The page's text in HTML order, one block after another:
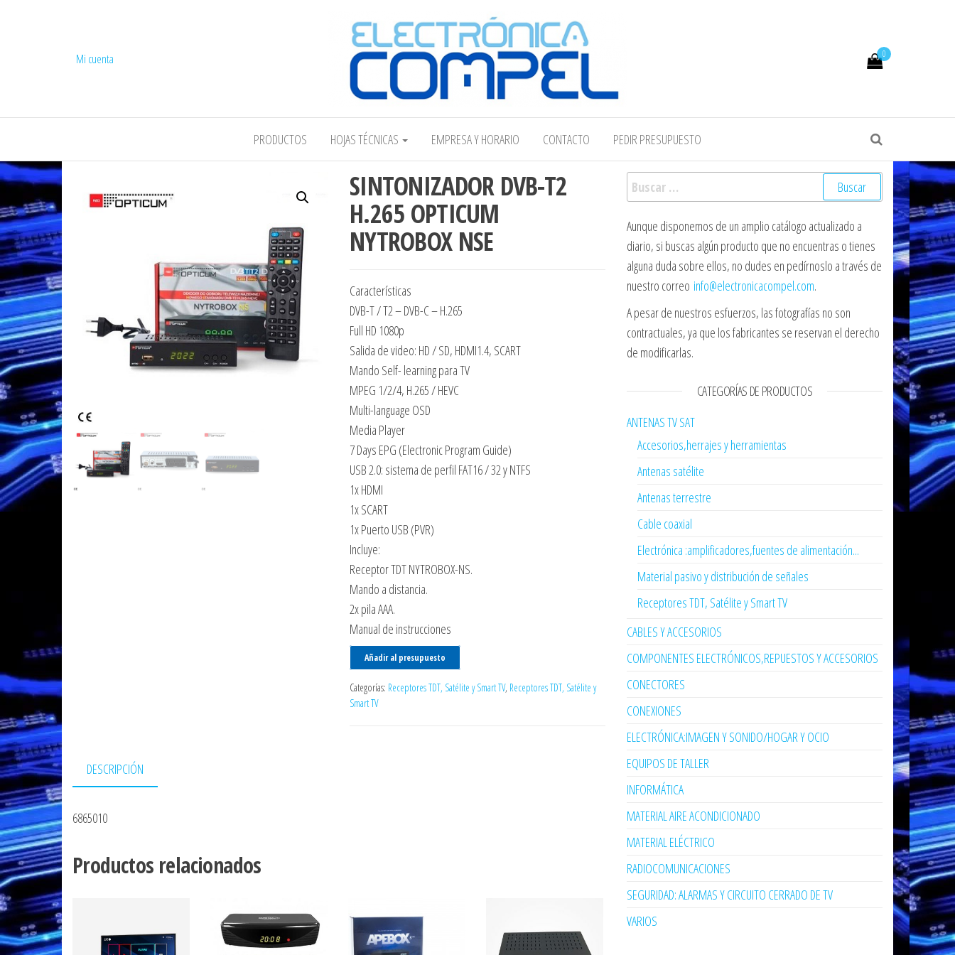
COMPEL Electrónica COMPEL
0
Mi cuenta
PRODUCTOS HOJAS TÉCNICAS EMPRESA Y HORARIO CONTACTO PEDIR PRESUPUESTO
SINTONIZADOR DVB-T2
H.265 OPTICUM
NYTROBOX NSE
Características
DVB-T / T2 – DVB-C – H.265
Full HD 1080p
Salida de video: HD / SD, HDMI1.4, SCART
Mando Self- learning para TV
MPEG 1/2/4, H.265 / HEVC
Multi-language OSD
Media Player
7 Days EPG (Electronic Program Guide)
USB 2.0: sistema de perfil FAT16 / 32 y NTFS
1x HDMI
1x SCART
1x Puerto USB (PVR)
Incluye:
Receptor TDT NYTROBOX-NS.
Mando a distancia.
2x pila AAA.
Manual de instrucciones
Añadir al presupuesto
Categorías: Receptores TDT, Satélite y Smart TV, Receptores TDT, Satélite y
Smart TV
DESCRIPCIÓN
6865010
Productos relacionados
Buscar:
Aunque disponemos de un amplio catálogo actualizado a
diario, si buscas algún producto que no encuentras o tienes
alguna duda sobre ellos, no dudes en pedírnoslo a través de
nuestro correo info@electronicacompel.com.
A pesar de nuestros esfuerzos, las fotografías no son
contractuales, ya que los fabricantes se reservan el derecho
de modificarlas.
CATEGORÍAS DE PRODUCTOS
ANTENAS TV SAT
Accesorios,herrajes y herramientas
Antenas satélite
Antenas terrestre
Cable coaxial
Electrónica :amplificadores,fuentes de alimentación...
Material pasivo y distribución de señales
Receptores TDT, Satélite y Smart TV
CABLES Y ACCESORIOS
COMPONENTES ELECTRÓNICOS,REPUESTOS Y ACCESORIOS
CONECTORES
CONEXIONES
ELECTRÓNICA:IMAGEN Y SONIDO/HOGAR Y OCIO
EQUIPOS DE TALLER
INFORMÁTICA
MATERIAL AIRE ACONDICIONADO
MATERIAL ELÉCTRICO
RADIOCOMUNICACIONES
SEGURIDAD: ALARMAS Y CIRCUITO CERRADO DE TV
VARIOS